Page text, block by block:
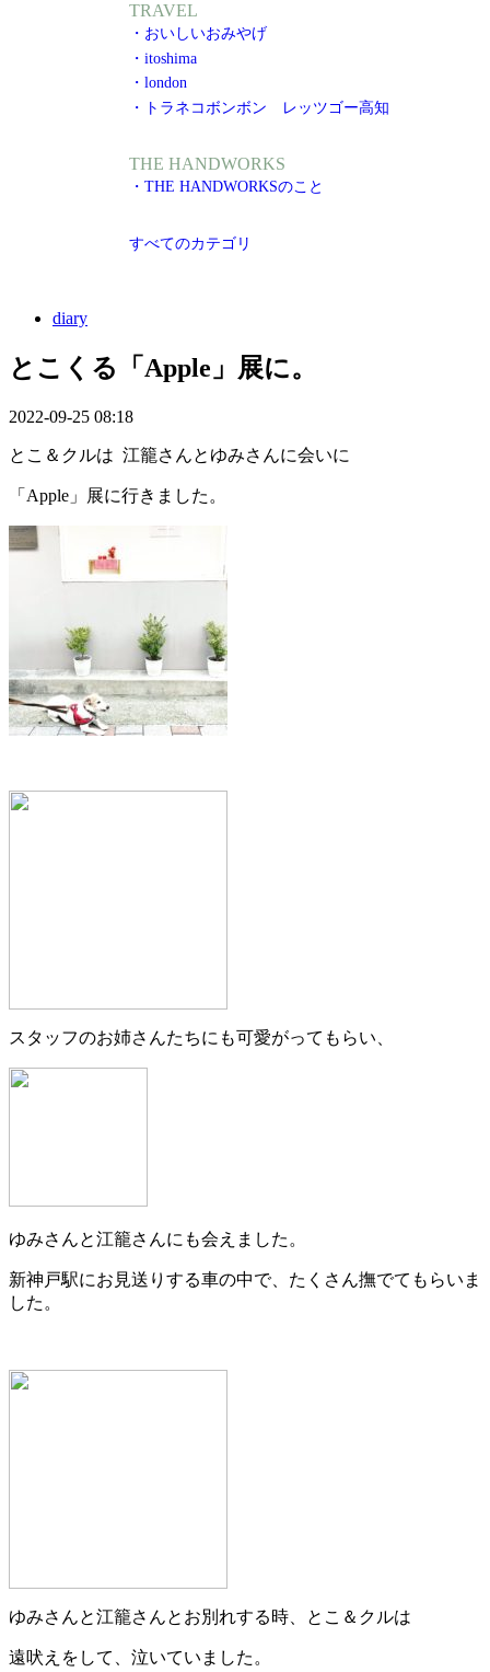
TRAVEL
・おいしいおみやげ
・itoshima
・london
・トラネコボンボン レッツゴー高知
THE HANDWORKS
・THE HANDWORKSのこと
すべてのカテゴリ
diary
とこくる「Apple」展に。
2022-09-25 08:18
とこ＆クルは 江籠さんとゆみさんに会いに
「Apple」展に行きました。
スタッフのお姉さんたちにも可愛がってもらい、
ゆみさんと江籠さんにも会えました。
新神戸駅にお見送りする車の中で、たくさん撫でてもらいま
した。
ゆみさんと江籠さんとお別れする時、とこ＆クルは
遠吠えをして、泣いていました。